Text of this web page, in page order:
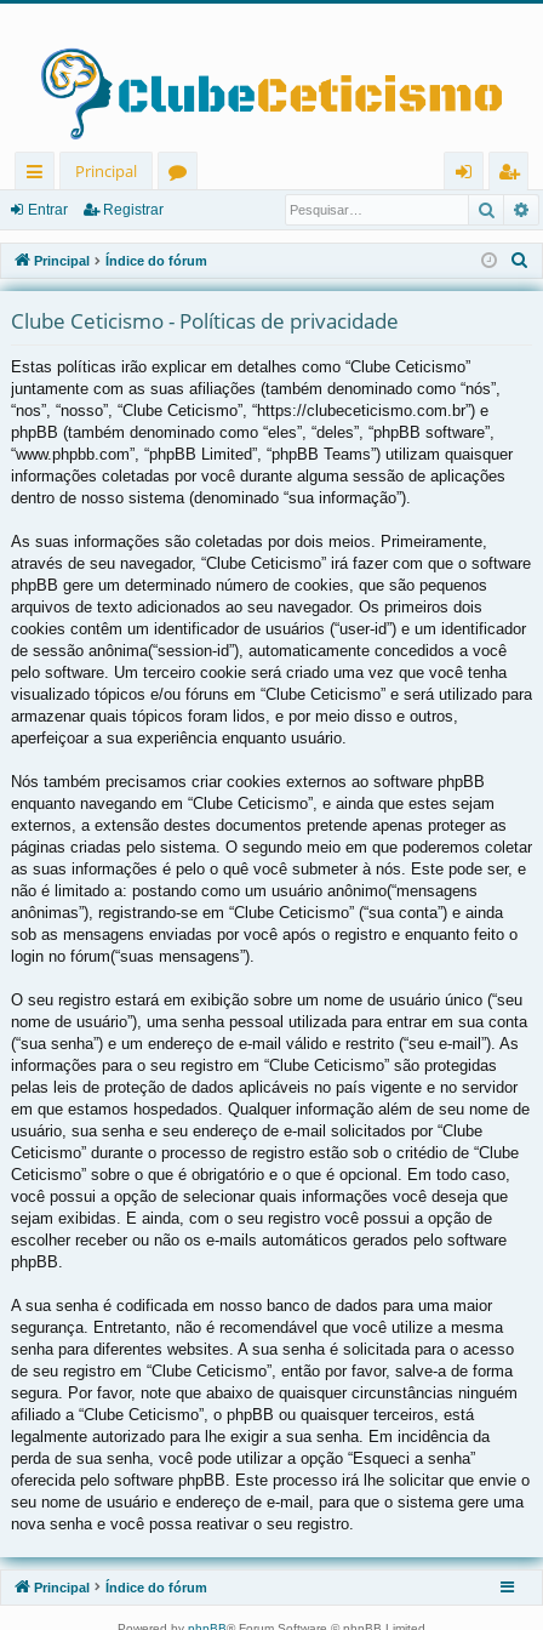
in
ks
rá
pi
d
os
Principal
u
ns
ra
r
eg
ist
ra
Entrar Registrar
Principal Índice do fórum
e
Clube Ceticismo - Políticas de privacidade
Estas políticas irão explicar em detalhes como “Clube Ceticismo”
juntamente com as suas afiliações (também denominado como “nós”,
“nos”, “nosso”, “Clube Ceticismo”, “https://clubeceticismo.com.br”) e
phpBB (também denominado como “eles”, “deles”, “phpBB software”,
“www.phpbb.com”, “phpBB Limited”, “phpBB Teams”) utilizam quaisquer
informações coletadas por você durante alguma sessão de aplicações
dentro de nosso sistema (denominado “sua informação”).
As suas informações são coletadas por dois meios. Primeiramente,
através de seu navegador, “Clube Ceticismo” irá fazer com que o software
phpBB gere um determinado número de cookies, que são pequenos
arquivos de texto adicionados ao seu navegador. Os primeiros dois
cookies contêm um identificador de usuários (“user-id”) e um identificador
de sessão anônima(“session-id”), automaticamente concedidos a você
pelo software. Um terceiro cookie será criado uma vez que você tenha
visualizado tópicos e/ou fóruns em “Clube Ceticismo” e será utilizado para
armazenar quais tópicos foram lidos, e por meio disso e outros,
aperfeiçoar a sua experiência enquanto usuário.
Nós também precisamos criar cookies externos ao software phpBB
enquanto navegando em “Clube Ceticismo”, e ainda que estes sejam
externos, a extensão destes documentos pretende apenas proteger as
páginas criadas pelo sistema. O segundo meio em que poderemos coletar
as suas informações é pelo o quê você submeter à nós. Este pode ser, e
não é limitado a: postando como um usuário anônimo(“mensagens
anônimas”), registrando-se em “Clube Ceticismo” (“sua conta”) e ainda
sob as mensagens enviadas por você após o registro e enquanto feito o
login no fórum(“suas mensagens”).
O seu registro estará em exibição sobre um nome de usuário único (“seu
nome de usuário”), uma senha pessoal utilizada para entrar em sua conta
(“sua senha”) e um endereço de e-mail válido e restrito (“seu e-mail”). As
informações para o seu registro em “Clube Ceticismo” são protegidas
pelas leis de proteção de dados aplicáveis no país vigente e no servidor
em que estamos hospedados. Qualquer informação além de seu nome de
usuário, sua senha e seu endereço de e-mail solicitados por “Clube
Ceticismo” durante o processo de registro estão sob o critédio de “Clube
Ceticismo” sobre o que é obrigatório e o que é opcional. Em todo caso,
você possui a opção de selecionar quais informações você deseja que
sejam exibidas. E ainda, com o seu registro você possui a opção de
escolher receber ou não os e-mails automáticos gerados pelo software
phpBB.
A sua senha é codificada em nosso banco de dados para uma maior
segurança. Entretanto, não é recomendável que você utilize a mesma
senha para diferentes websites. A sua senha é solicitada para o acesso
de seu registro em “Clube Ceticismo”, então por favor, salve-a de forma
segura. Por favor, note que abaixo de quaisquer circunstâncias ninguém
afiliado a “Clube Ceticismo”, o phpBB ou quaisquer terceiros, está
legalmente autorizado para lhe exigir a sua senha. Em incidência da
perda de sua senha, você pode utilizar a opção “Esqueci a senha”
oferecida pelo software phpBB. Este processo irá lhe solicitar que envie o
seu nome de usuário e endereço de e-mail, para que o sistema gere uma
nova senha e você possa reativar o seu registro.
Principal Índice do fórum